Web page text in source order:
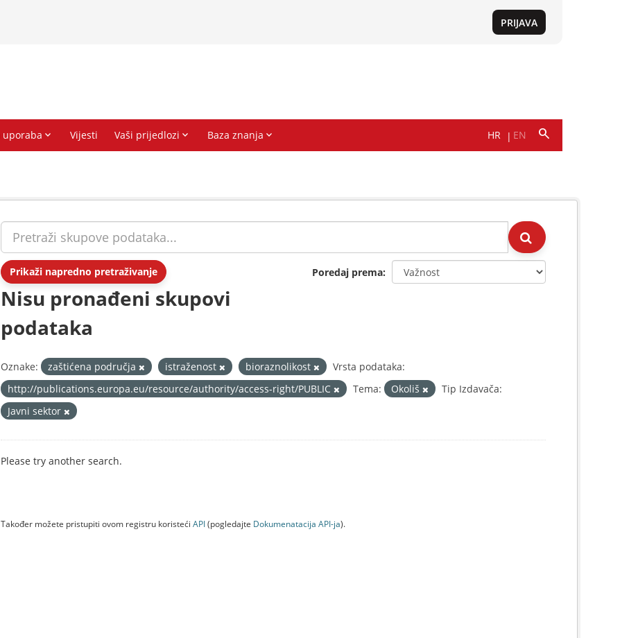
Prikaži napredno pretraživanje Poredaj prema
Nisu pronađeni skupovi
podataka
Oznake: zaštićena područja istraženost bioraznolikost
Vrsta podataka:
http://publications.europa.eu/resource/authority/access-right/PUBLIC
Tema: Okoliš
Tip Izdavača:
Javni sektor
Please try another search.
Također možete pristupiti ovom registru koristeći API(pogledajte Dokumenаtаcijа API-jа).